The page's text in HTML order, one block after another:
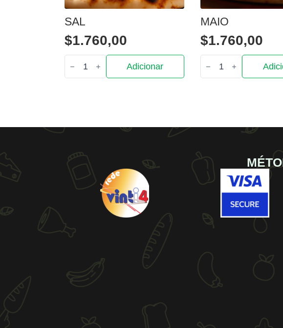
SAL
$1.760,00
Quantidade
de
Sal
Adicionar
MAIO
$1.760,00
Quantidade
de
Maio